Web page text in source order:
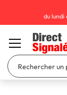
du lundi